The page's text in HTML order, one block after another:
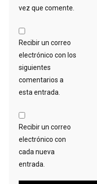
vez que comente.
Recibir un correo
electrónico con los
siguientes
comentarios a
esta entrada.
Recibir un correo
electrónico con
cada nueva
entrada.